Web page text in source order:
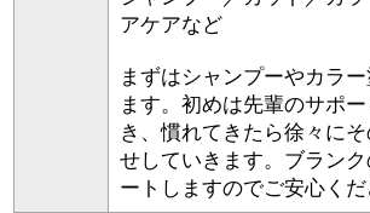
アケアなど
まずはシャンプーやカラ
ます。初めは先輩のサポ
き、慣れてきたら徐々に
せしていきます。ブラン
ートしますのでご安心くだ